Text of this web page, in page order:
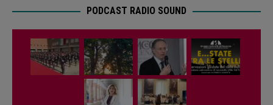
PODCAST RADIO SOUND